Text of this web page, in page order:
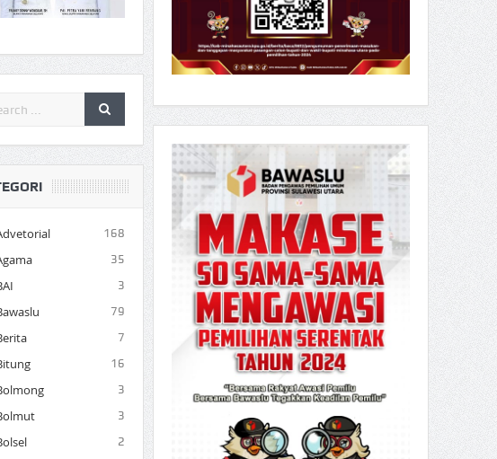
168
35
3
79
7
16
3
3
2